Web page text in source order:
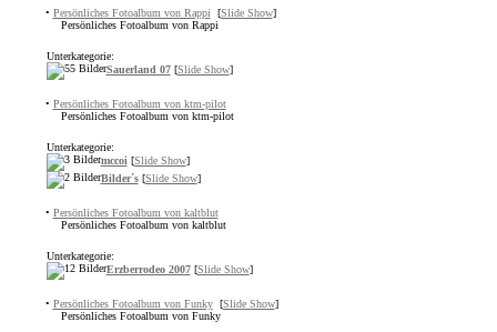
• Persönliches Fotoalbum von Rappi [Slide Show]
Persönliches Fotoalbum von Rappi
Unterkategorie:
Sauerland 07[Slide Show]
• Persönliches Fotoalbum von ktm-pilot
Persönliches Fotoalbum von ktm-pilot
Unterkategorie:
mccoi[Slide Show]
Bilder´s[Slide Show]
• Persönliches Fotoalbum von kaltblut
Persönliches Fotoalbum von kaltblut
Unterkategorie:
Erzberrodeo 2007[Slide Show]
• Persönliches Fotoalbum von Funky [Slide Show]
Persönliches Fotoalbum von Funky